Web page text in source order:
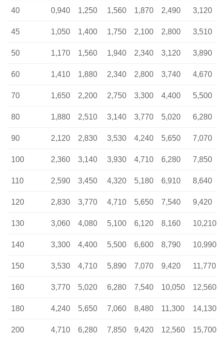
40 0,940 1,250 1,560 1,870 2,490 3,120
45 1,050 1,400 1,750 2,100 2,800 3,510
50 1,170 1,560 1,940 2,340 3,120 3,890
60 1,410 1,880 2,340 2,800 3,740 4,670
70 1,650 2,200 2,750 3,300 4,400 5,500
80 1,880 2,510 3,140 3,770 5,020 6,280
90 2,120 2,830 3,530 4,240 5,650 7,070
100 2,360 3,140 3,930 4,710 6,280 7,850
110 2,590 3,450 4,320 5,180 6,910 8,640
120 2,830 3,770 4,710 5,650 7,540 9,420
130 3,060 4,080 5,100 6,120 8,160 10,210
140 3,300 4,400 5,500 6,600 8,790 10,990
150 3,530 4,710 5,890 7,070 9,420 11,770
160 3,770 5,020 6,280 7,540 10,050 12,560
180 4,240 5,650 7,060 8,480 11,300 14,130
200 4,710 6,280 7,850 9,420 12,560 15,700